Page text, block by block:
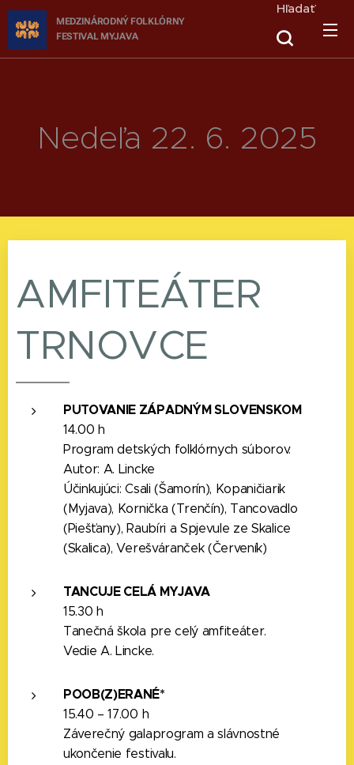
MEDZINÁRODNÝ FOLKLÓRNY
FESTIVAL MYJAVA
Hľadať
Nedeľa 22. 6. 2025
AMFITEÁTER
TRNOVCE
PUTOVANIE ZÁPADNÝM SLOVENSKOM
14.00 h
Program detských folklórnych súborov.
Autor: A. Lincke
Účinkujúci: Csali (Šamorín), Kopaničiarik
(Myjava), Kornička (Trenčín), Tancovadlo
(Piešťany), Raubíri a Spjevule ze Skalice
(Skalica), Verešváranček (Červeník)
TANCUJE CELÁ MYJAVA
15.30 h
Tanečná škola pre celý amfiteáter.
Vedie A. Lincke.
POOB(Z)ERANÉ*
15.40 – 17.00 h
Záverečný galaprogram a slávnostné
ukončenie festivalu.